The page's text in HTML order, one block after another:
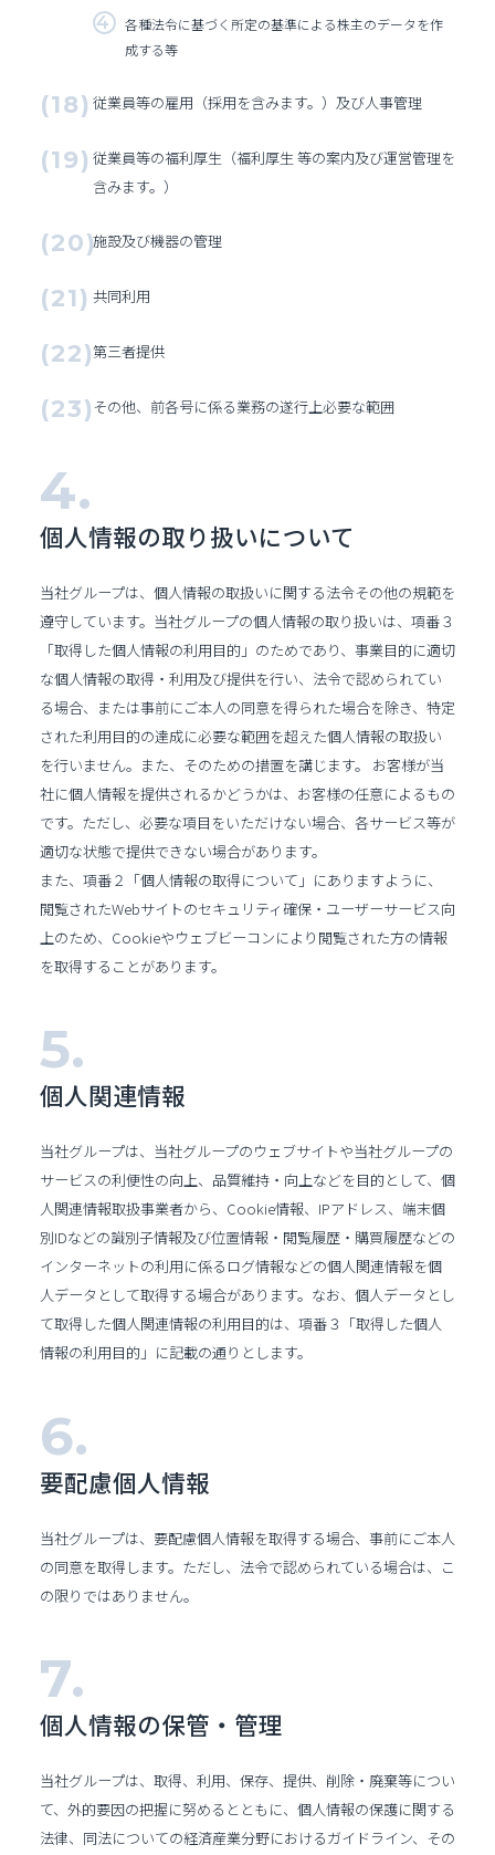
各種法令に基づく所定の基準による株主のデータを作
成する等
従業員等の雇用（採用を含みます。）及び人事管理
従業員等の福利厚生（福利厚生 等の案内及び運営管理を
含みます。）
施設及び機器の管理
共同利用
第三者提供
その他、前各号に係る業務の遂行上必要な範囲
個人情報の取り扱いについて
当社グループは、個人情報の取扱いに関する法令その他の規範を
遵守しています。当社グループの個人情報の取り扱いは、項番３
「取得した個人情報の利用目的」のためであり、事業目的に適切
な個人情報の取得・利用及び提供を行い、法令で認められてい
る場合、または事前にご本人の同意を得られた場合を除き、特定
された利用目的の達成に必要な範囲を超えた個人情報の取扱い
を行いません。また、そのための措置を講じます。 お客様が当
社に個人情報を提供されるかどうかは、お客様の任意によるもの
です。ただし、必要な項目をいただけない場合、各サービス等が
適切な状態で提供できない場合があります。
また、項番２「個人情報の取得について」にありますように、
閲覧されたWebサイトのセキュリティ確保・ユーザーサービス向
上のため、Cookieやウェブビーコンにより閲覧された方の情報
を取得することがあります。
個人関連情報
当社グループは、当社グループのウェブサイトや当社グループの
サービスの利便性の向上、品質維持・向上などを目的として、個
人関連情報取扱事業者から、Cookie情報、IPアドレス、端末個
別IDなどの識別子情報及び位置情報・閲覧履歴・購買履歴などの
インターネットの利用に係るログ情報などの個人関連情報を個
人データとして取得する場合があります。なお、個人データとし
て取得した個人関連情報の利用目的は、項番３「取得した個人
情報の利用目的」に記載の通りとします。
要配慮個人情報
当社グループは、要配慮個人情報を取得する場合、事前にご本人
の同意を取得します。ただし、法令で認められている場合は、こ
の限りではありません。
個人情報の保管・管理
当社グループは、取得、利用、保存、提供、削除・廃棄等につい
て、外的要因の把握に努めるとともに、個人情報の保護に関する
法律、同法についての経済産業分野におけるガイドライン、その